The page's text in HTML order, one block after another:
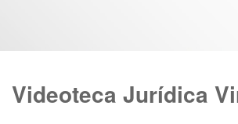
Videoteca Jurídica